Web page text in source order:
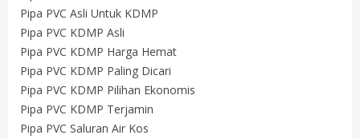
Pipa PVC Asli Untuk KDMP
Pipa PVC KDMP Asli
Pipa PVC KDMP Harga Hemat
Pipa PVC KDMP Paling Dicari
Pipa PVC KDMP Pilihan Ekonomis
Pipa PVC KDMP Terjamin
Pipa PVC Saluran Air Kos